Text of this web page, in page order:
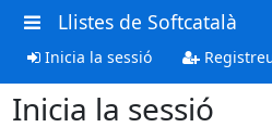
Llistes de Softcatalà
Inicia la sessió
Inicia la sessió